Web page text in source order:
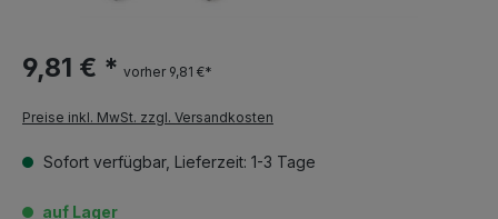
9,81 € * vorher 9,81 €*
Preise inkl. MwSt. zzgl. Versandkosten
Sofort verfügbar, Lieferzeit: 1-3 Tage
auf Lager